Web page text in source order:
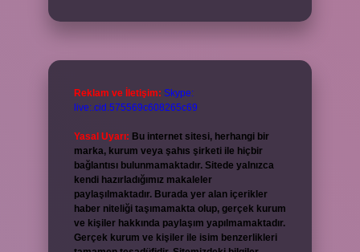
Reklam ve İletişim: Skype:
live:.cid.575569c608265c69
Yasal Uyarı: Bu internet sitesi, herhangi bir
marka, kurum veya şahıs şirketi ile hiçbir
bağlantısı bulunmamaktadır. Sitede yalnızca
kendi hazırladığımız makaleler
paylaşılmaktadır. Burada yer alan içerikler
haber niteliği taşımamakta olup, gerçek kurum
ve kişiler hakkında paylaşım yapılmamaktadır.
Gerçek kurum ve kişiler ile isim benzerlikleri